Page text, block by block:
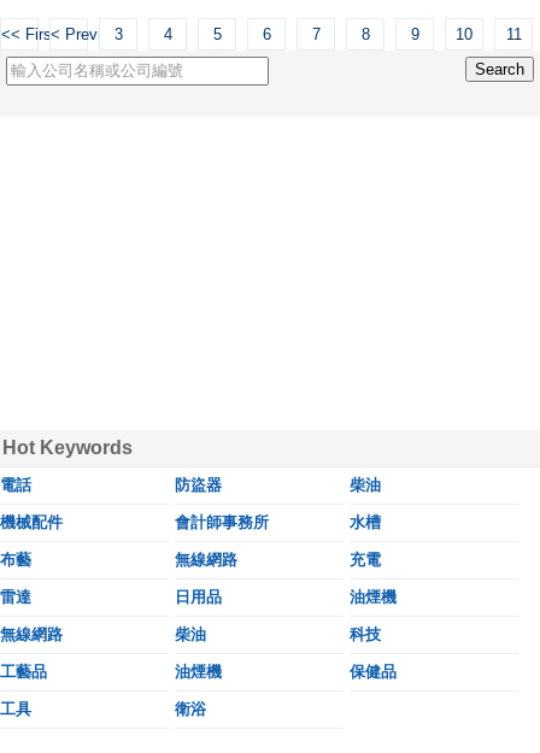
<< First< Previous
3 4 5 6 7 8 9 10 11
Hot Keywords
電話 防盜器 柴油
機械配件 會計師事務所 水槽
布藝 無線網路 充電
雷達 日用品 油煙機
無線網路 柴油 科技
工藝品 油煙機 保健品
工具 衛浴